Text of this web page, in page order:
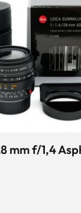
mm f/1,4